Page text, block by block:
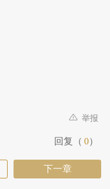
举报
回复（ 0）
下一章